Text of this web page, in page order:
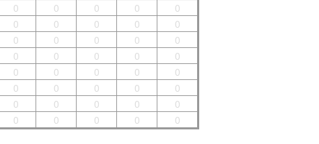
0 0 0 0 0
0 0 0 0 0
0 0 0 0 0
0 0 0 0 0
0 0 0 0 0
0 0 0 0 0
0 0 0 0 0
0 0 0 0 0